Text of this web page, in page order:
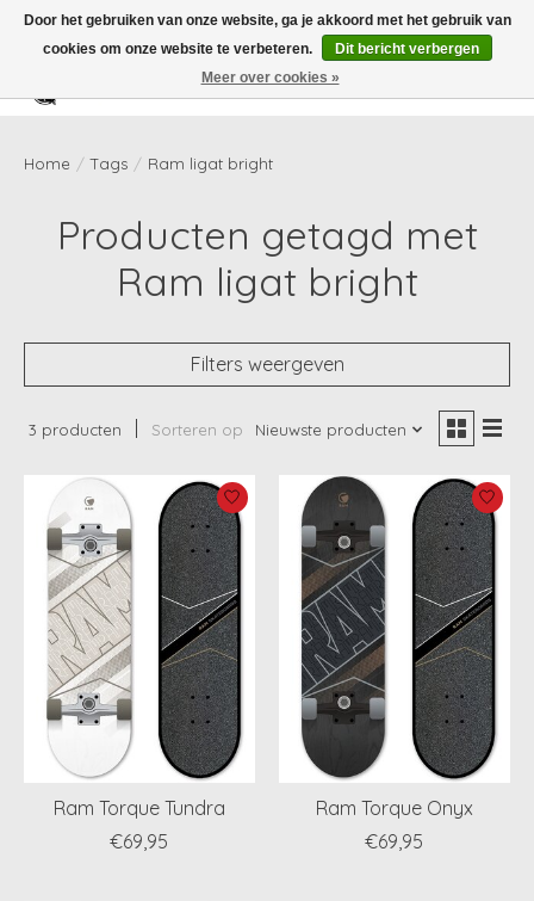
Verlanglijst
Home / Tags / Ram ligat bright
Producten getagd met
Ram ligat bright
Filters weergeven
3 producten Sorteren op Nieuwste producten
Ram Torque Tundra
€69,95
Ram Torque Onyx
€69,95
Door het gebruiken van onze website, ga je akkoord met het gebruik van
cookies om onze website te verbeteren.
Dit bericht verbergen
Meer over cookies »